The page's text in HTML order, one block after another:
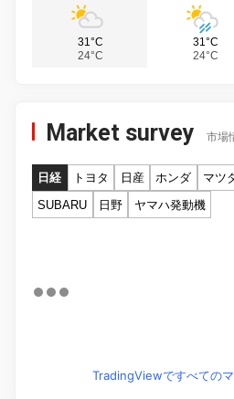
31°C
24°C
31°C
24°C
Market survey 市場
日経 トヨタ 日産 ホンダ マツ
SUBARU
日野 ヤマハ発動機
TradingViewですべての